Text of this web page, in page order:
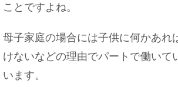
ことですよね。
母子家庭の場合には子供に何かあれ
けないなどの理由でパートで働いて
います。